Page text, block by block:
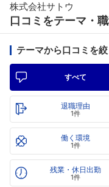
株式会社サトウ
口コミをテーマ・
テーマから口コミを
すべて
退職理由
1件
働く環境
1件
残業・休日出勤
1件